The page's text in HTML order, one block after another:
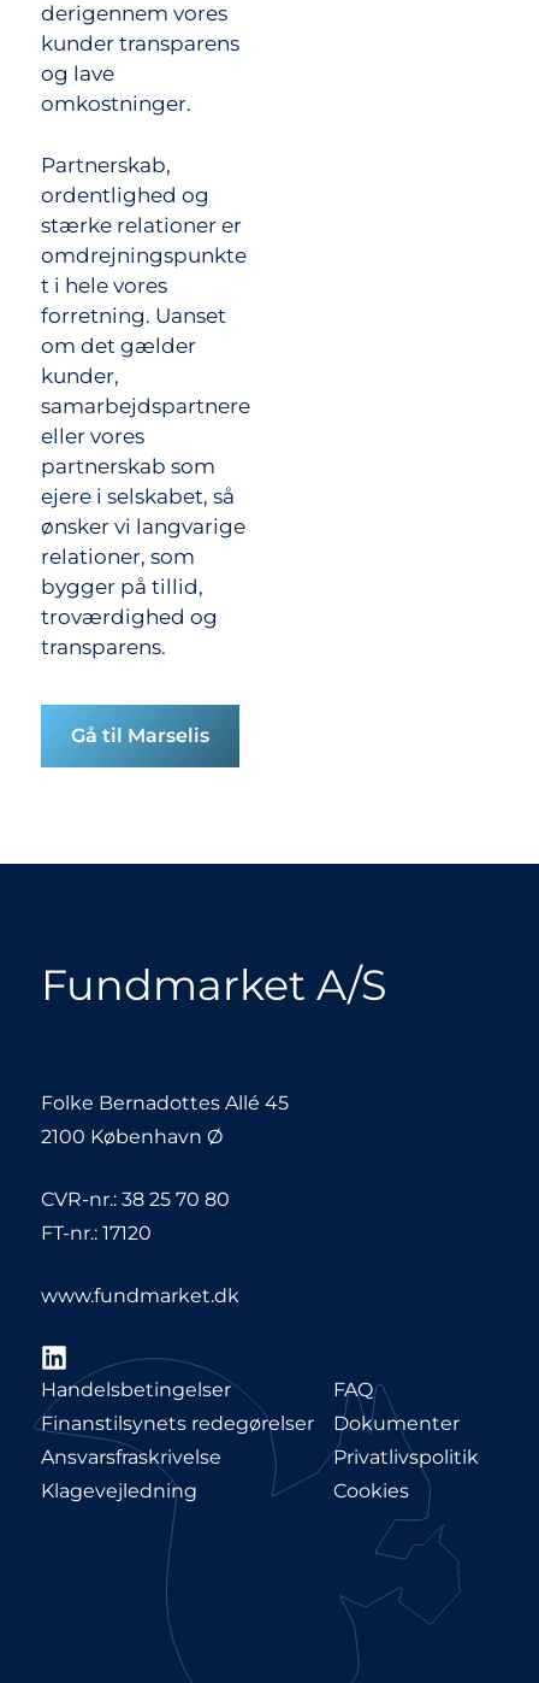
derigennem vores
kunder transparens
og lave
omkostninger.
Partnerskab,
ordentlighed og
stærke relationer er
omdrejningspunkte
t i hele vores
forretning. Uanset
om det gælder
kunder,
samarbejdspartnere
eller vores
partnerskab som
ejere i selskabet, så
ønsker vi langvarige
relationer, som
bygger på tillid,
troværdighed og
transparens.
Gå til Marselis
Fundmarket A/S
Folke Bernadottes Allé 45
2100 København Ø
CVR-nr.: 38 25 70 80
FT-nr.: 17120
www.fundmarket.dk
LinkedIn
Handelsbetingelser
Finanstilsynets redegørelser
Ansvarsfraskrivelse
Klagevejledning
FAQ
Dokumenter
Privatlivspolitik
Cookies